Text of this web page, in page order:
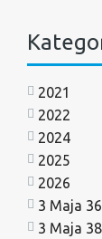
2021
2022
2024
2025
2026
3 Maja 36
3 Maja 38